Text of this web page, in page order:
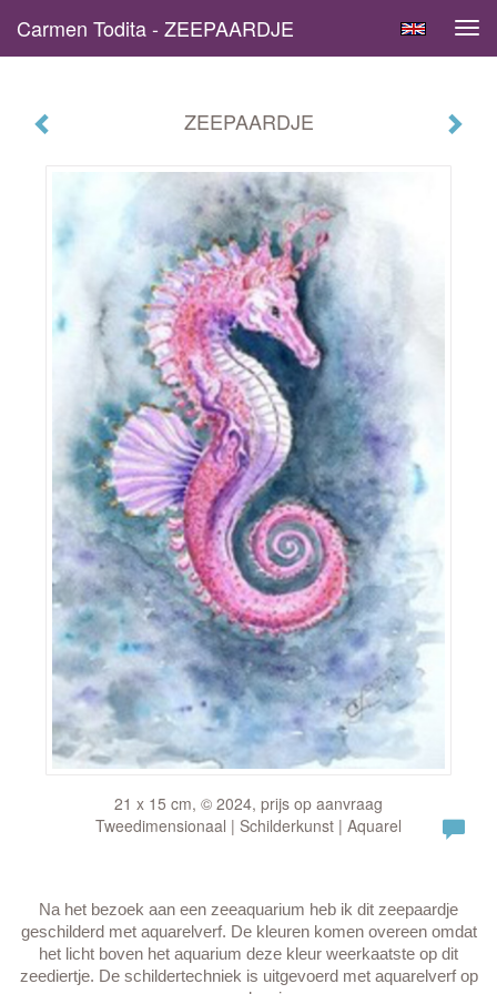
Carmen Todita - ZEEPAARDJE
ZEEPAARDJE
21 x 15 cm, © 2024, prijs op aanvraag
Tweedimensionaal | Schilderkunst | Aquarel
Na het bezoek aan een zeeaquarium heb ik dit zeepaardje
geschilderd met aquarelverf. De kleuren komen overeen omdat
het licht boven het aquarium deze kleur weerkaatste op dit
zeediertje. De schildertechniek is uitgevoerd met aquarelverf op